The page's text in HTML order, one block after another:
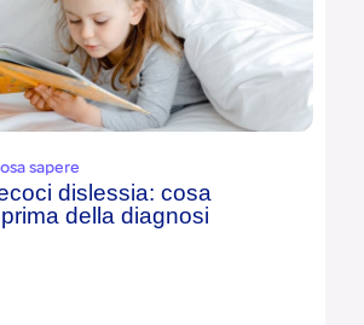
sapere
dislessia: cosa
della diagnosi